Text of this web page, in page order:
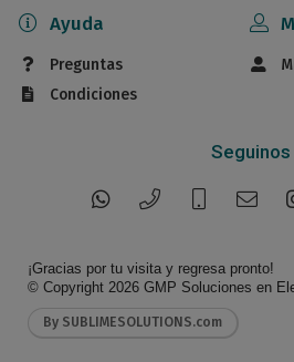
Ayuda
Preguntas
Condiciones
Seguinos
¡Gracias por tu visita y regresa pronto!
© Copyright 2026 GMP Soluciones en
By SUBLIMESOLUTIONS.com